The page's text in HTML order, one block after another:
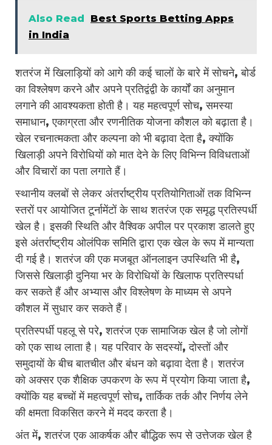
Also Read
Best Sports Betting Apps
in India
शतरंज में खिलाड़ियों को आगे की कई चालों के बारे में सोचने, बोर्ड
का विश्लेषण करने और अपने प्रतिद्वंद्वी के कार्यों का अनुमान
लगाने की आवश्यकता होती है। यह महत्वपूर्ण सोच, समस्या
समाधान, एकाग्रता और रणनीतिक योजना कौशल को बढ़ाता है।
खेल रचनात्मकता और कल्पना को भी बढ़ावा देता है, क्योंकि
खिलाड़ी अपने विरोधियों को मात देने के लिए विभिन्न विविधताओं
और विचारों का पता लगाते हैं।
स्थानीय क्लबों से लेकर अंतर्राष्ट्रीय प्रतियोगिताओं तक विभिन्न
स्तरों पर आयोजित टूर्नामेंटों के साथ शतरंज एक समृद्ध प्रतिस्पर्धी
खेल है। इसकी स्थिति और वैश्विक अपील पर प्रकाश डालते हुए
इसे अंतर्राष्ट्रीय ओलंपिक समिति द्वारा एक खेल के रूप में मान्यता
दी गई है। शतरंज की एक मजबूत ऑनलाइन उपस्थिति भी है,
जिससे खिलाड़ी दुनिया भर के विरोधियों के खिलाफ प्रतिस्पर्धा
कर सकते हैं और अभ्यास और विश्लेषण के माध्यम से अपने
कौशल में सुधार कर सकते हैं।
प्रतिस्पर्धी पहलू से परे, शतरंज एक सामाजिक खेल है जो लोगों
को एक साथ लाता है। यह परिवार के सदस्यों, दोस्तों और
समुदायों के बीच बातचीत और बंधन को बढ़ावा देता है। शतरंज
को अक्सर एक शैक्षिक उपकरण के रूप में प्रयोग किया जाता है,
क्योंकि यह बच्चों में महत्वपूर्ण सोच, तार्किक तर्क और निर्णय लेने
की क्षमता विकसित करने में मदद करता है।
अंत में, शतरंज एक आकर्षक और बौद्धिक रूप से उत्तेजक खेल है